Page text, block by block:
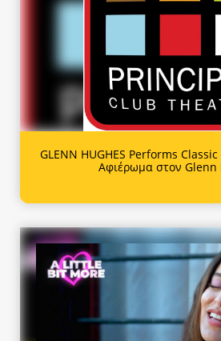
GLENN HUGHES Performs
Αφιέρωμα στον Glenn